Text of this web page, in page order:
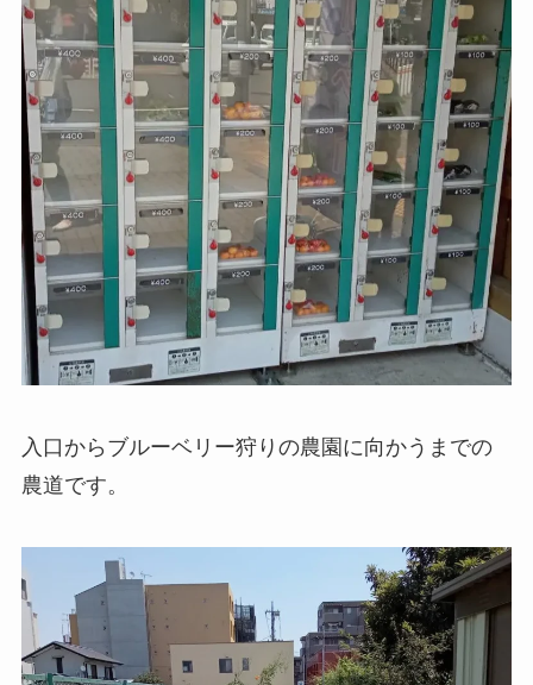
入口からブルーベリー狩りの農園に向かうまでの
農道です。